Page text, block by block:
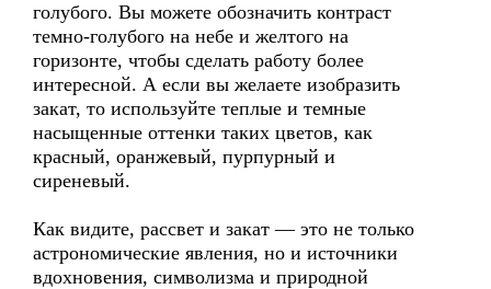
голубого. Вы можете обозначить контраст
темно-голубого на небе и желтого на
горизонте, чтобы сделать работу более
интересной. А если вы желаете изобразить
закат, то используйте теплые и темные
насыщенные оттенки таких цветов, как
красный, оранжевый, пурпурный и
сиреневый.
Как видите, рассвет и закат — это не только
астрономические явления, но и источники
вдохновения, символизма и природной